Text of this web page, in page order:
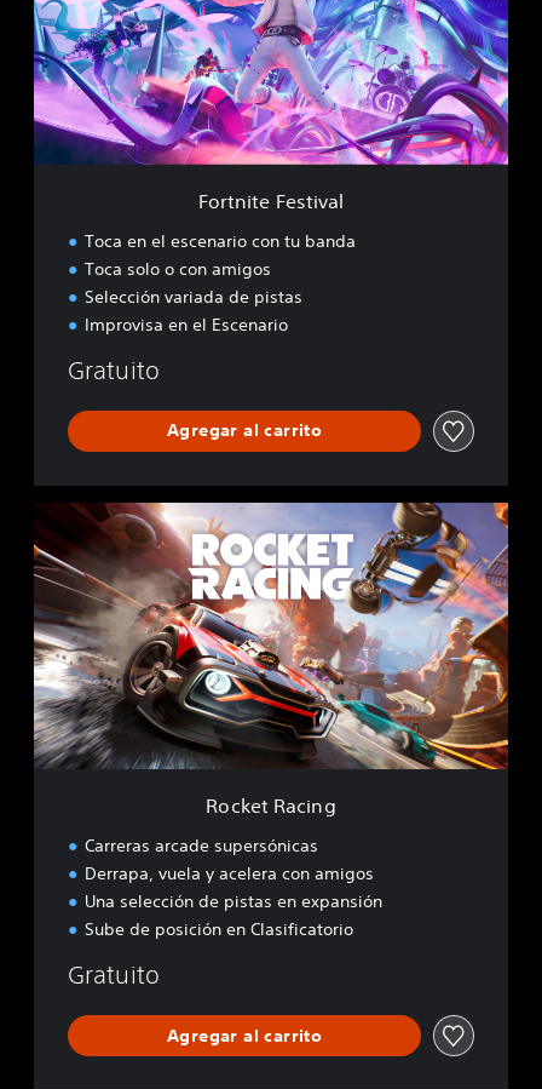
i
t
e
F
e
t
Fortnite Festival
Toca en el escenario con tu banda
Toca solo o con amigos
Selección variada de pistas
Improvisa en el Escenario
Gratuito
Agregar al carrito
c
k
e
t
R
a
c
i
n
g
Rocket Racing
Carreras arcade supersónicas
Derrapa, vuela y acelera con amigos
Una selección de pistas en expansión
Sube de posición en Clasificatorio
Gratuito
Agregar al carrito